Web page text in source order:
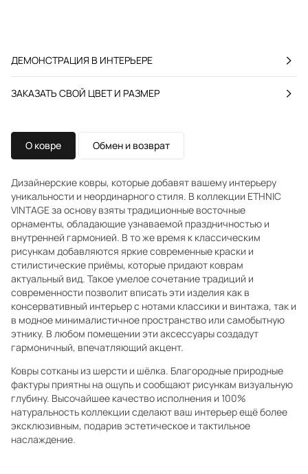
ДЕМОНСТРАЦИЯ В ИНТЕРЬЕРЕ
ЗАКАЗАТЬ СВОЙ ЦВЕТ И РАЗМЕР
О ковре Обмен и возврат
Дизайнерские ковры, которые добавят вашему интерьеру
уникальности и неординарного стиля. В коллекции ETHNIC
VINTAGE за основу взяты традиционные восточные
орнаменты, обладающие узнаваемой праздничностью и
внутренней гармонией. В то же время к классическим
рисункам добавляются яркие современные краски и
стилистические приёмы, которые придают коврам
актуальный вид. Такое умелое сочетание традиций и
современности позволит вписать эти изделия как в
консервативный интерьер с нотами классики и винтажа, так и
в модное минималистичное пространство или самобытную
этнику. В любом помещении эти аксессуары создадут
гармоничный, впечатляющий акцент.
Ковры сотканы из шерсти и шёлка. Благородные природные
фактуры приятны на ощупь и сообщают рисункам визуальную
глубину. Высочайшее качество исполнения и 100%
натуральность коллекции сделают ваш интерьер ещё более
эксклюзивным, подарив эстетическое и тактильное
наслаждение.